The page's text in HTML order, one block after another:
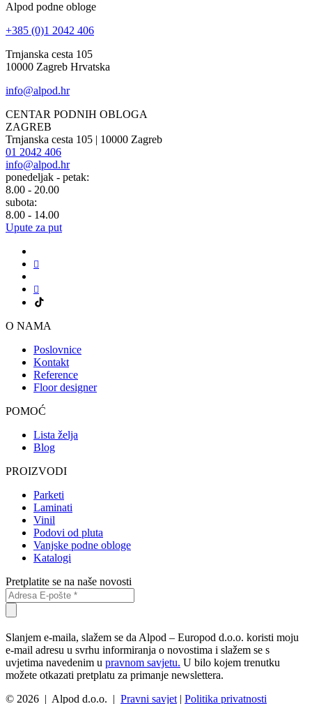
Alpod podne obloge
+385 (0)1 2042 406
Trnjanska cesta 105
10000 Zagreb Hrvatska
info@alpod.hr
CENTAR PODNIH OBLOGA
ZAGREB
Trnjanska cesta 105 | 10000 Zagreb
01 2042 406
info@alpod.hr
ponedeljak - petak:
8.00 - 20.00
subota:
8.00 - 14.00
Upute za put
O NAMA
Poslovnice
Kontakt
Reference
Floor designer
POMOĆ
Lista želja
Blog
PROIZVODI
Parketi
Laminati
Vinil
Podovi od pluta
Vanjske podne obloge
Katalogi
Pretplatite se na naše novosti
Slanjem e-maila, slažem se da Alpod – Europod d.o.o. koristi moju
e-mail adresu u svrhu informiranja o novostima i slažem se s
uvjetima navedenim u pravnom savjetu. U bilo kojem trenutku
možete otkazati pretplatu za primanje newslettera.
© 2026 | Alpod d.o.o. | Pravni savjet| Politika privatnosti